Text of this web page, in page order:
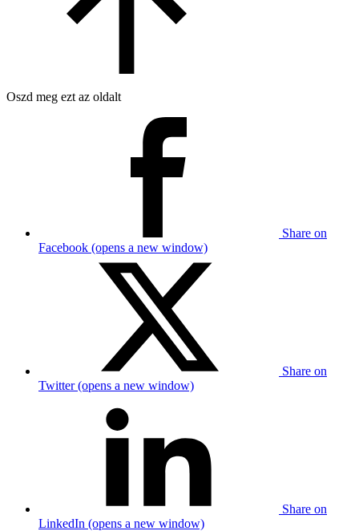
Oszd meg ezt az oldalt
Share on
Facebook (opens a new window)
Share on
Twitter (opens a new window)
Share on
LinkedIn (opens a new window)